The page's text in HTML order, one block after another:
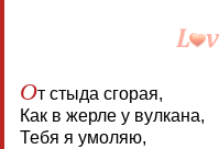
От стыда сгорая,
Как в жерле у вулкана,
Тебя я умоляю,